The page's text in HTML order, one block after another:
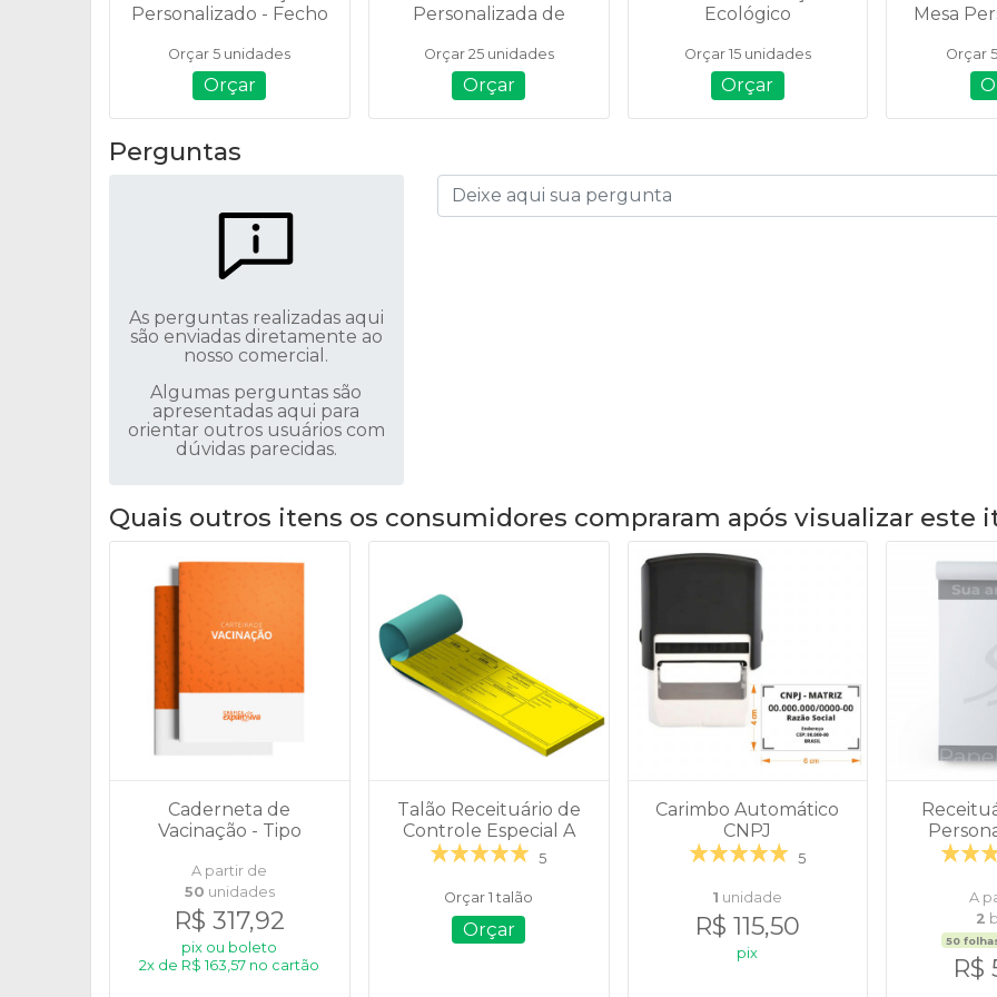
Personalizado - Fecho
Orçar 5 unidades
Orçar
Personalizada de
P@18712
Orçar 25 unidades
Orçar
Ecológico
Orçar 15 unidades
Orçar
Mesa
Orçar
Perguntas
As perguntas realizadas aqui
são enviadas diretamente ao
nosso comercial.
Algumas perguntas são
apresentadas aqui para
orientar outros usuários com
dúvidas parecidas.
Quais outros itens os consumidores compraram após visualizar este
Caderneta de
Vacinação - Tipo
A partir de
50 unidades
R$ 317,92
pix ou boleto
2x de R$ 163,57 no cartão
Talão Receituário de
Controle Especial A
5
Orçar 1 talão
Orçar
Carimbo Automático
CNPJ
5
1 unidade
R$ 115,50
pix
A
2
50
R$